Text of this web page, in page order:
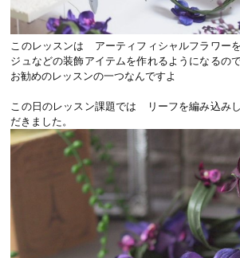
このレッスンは アーティフィシャルフラワー
ジュなどの装飾アイテムを作れるようになるの
お勧めのレッスンの一つなんですよ
この日のレッスン課題では リーフを編み込み
だきました。